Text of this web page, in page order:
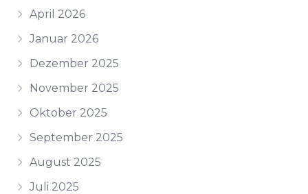
April 2026
Januar 2026
Dezember 2025
November 2025
Oktober 2025
September 2025
August 2025
Juli 2025